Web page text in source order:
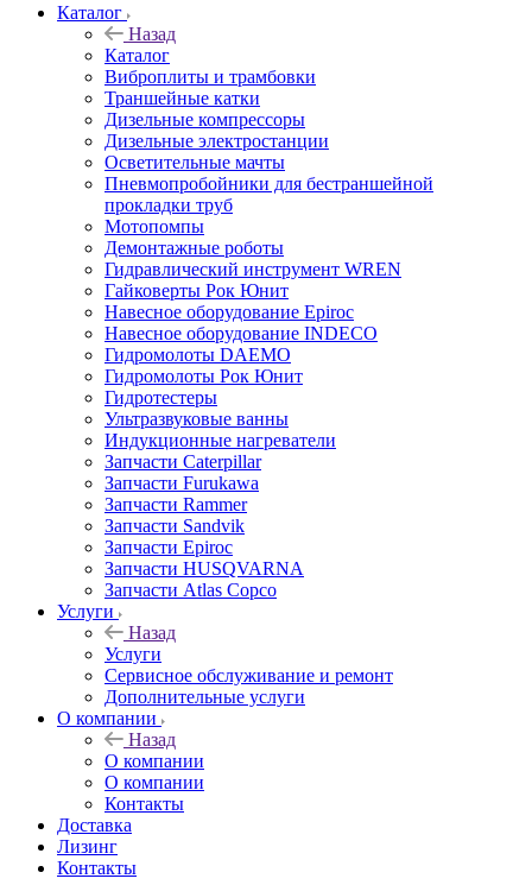
Каталог
Назад
Каталог
Виброплиты и трамбовки
Траншейные катки
Дизельные компрессоры
Дизельные электростанции
Осветительные мачты
Пневмопробойники для бестраншейной
прокладки труб
Мотопомпы
Демонтажные роботы
Гидравлический инструмент WREN
Гайковерты Рок Юнит
Навесное оборудование Epiroc
Навесное оборудование INDECO
Гидромолоты DAEMO
Гидромолоты Рок Юнит
Гидротестеры
Ультразвуковые ванны
Индукционные нагреватели
Запчасти Caterpillar
Запчасти Furukawa
Запчасти Rammer
Запчасти Sandvik
Запчасти Epiroc
Запчасти HUSQVARNA
Запчасти Atlas Copco
Услуги
Назад
Услуги
Сервисное обслуживание и ремонт
Дополнительные услуги
О компании
Назад
О компании
О компании
Контакты
Доставка
Лизинг
Контакты